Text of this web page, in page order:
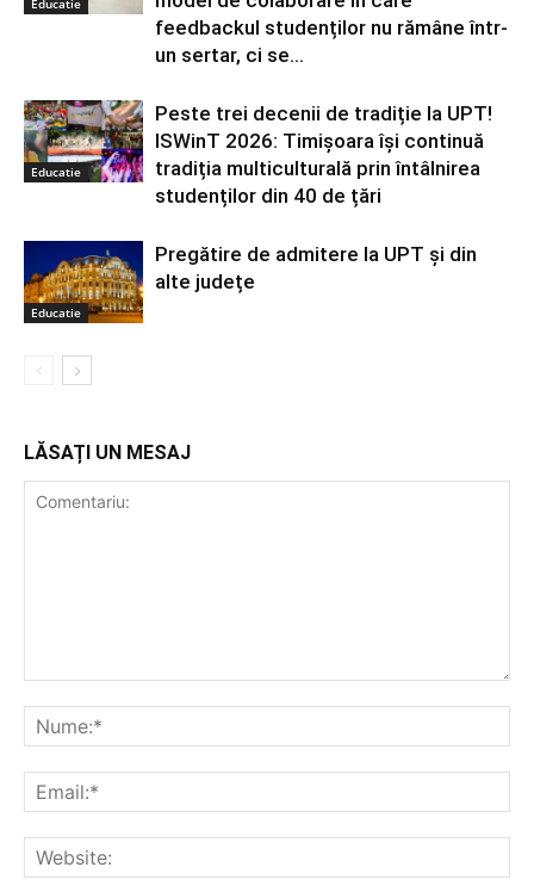
feedbackul studenților nu rămâne într-
un sertar, ci se...
Educatie
Peste trei decenii de tradiție la UPT!
ISWinT 2026: Timișoara își continuă
tradiția multiculturală prin întâlnirea
studenților din 40 de țări
Educatie
Pregătire de admitere la UPT și din
alte județe
LĂSAȚI UN MESAJ